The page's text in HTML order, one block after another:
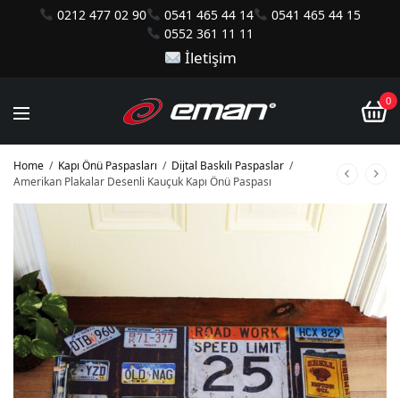
0212 477 02 90 0541 465 44 14
0541 465 44 15
0552 361 11 11
İletişim
0
Home / Kapı Önü Paspasları / Dijtal Baskılı Paspaslar /
Amerikan Plakalar Desenli Kauçuk Kapı Önü Paspası